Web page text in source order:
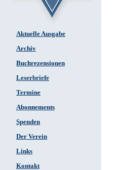
Aktuelle Ausgabe
Archiv
Buchrezensionen
Leserbriefe
Termine
Abonnements
Spenden
Der Verein
Links
Kontakt